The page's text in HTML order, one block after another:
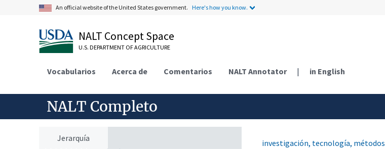
An official website of the United States government. Here's how you know.
NALT Concept Space
U.S. DEPARTMENT OF AGRICULTURE
Vocabularios Acerca de Comentarios NALT Annotator | in English
NALT Completo
Jerarquía
alquitrán mineral
carbenos
catenanos
compuestos aromáticos
compuestos fenólicos
acetosiringona
ácidos fenólicos
canabinoides
investigación, tecnología, métodos